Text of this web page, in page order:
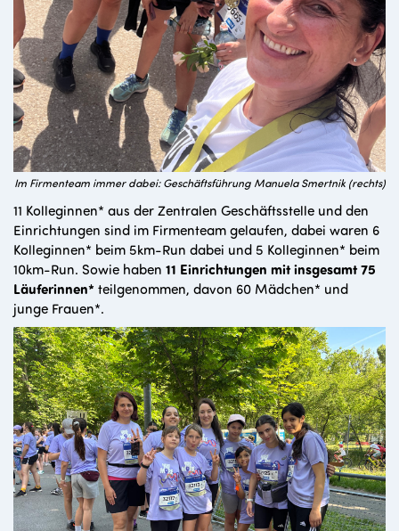
Im Firmenteam immer dabei: Geschäftsführung Manuela Smertnik (rechts)
11 Kolleginnen* aus der Zentralen Geschäftsstelle und den
Einrichtungen sind im Firmenteam gelaufen, dabei waren 6
Kolleginnen* beim 5km-Run dabei und 5 Kolleginnen* beim
10km-Run. Sowie haben 11 Einrichtungen mit insgesamt 75
Läuferinnen* teilgenommen, davon 60 Mädchen* und
junge Frauen*.